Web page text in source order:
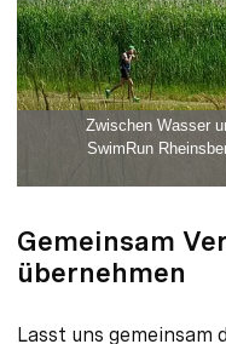
Zwischen Wasser
SwimRun
Gemeinsam
übernehmen
Lasst uns gemeinsam